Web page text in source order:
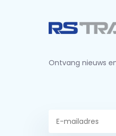
Ontvang nieuws